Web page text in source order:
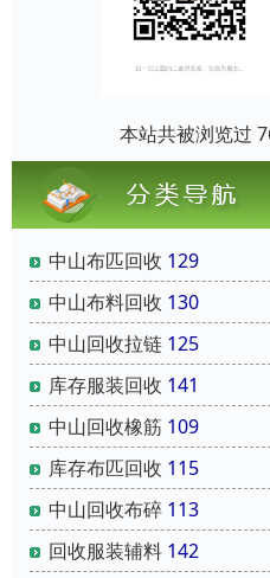
本站共被浏览过
中山布匹回收 129
中山布料回收 130
中山回收拉链 125
库存服装回收 141
中山回收橡筋 109
库存布匹回收 115
中山回收布碎 113
回收服装辅料 142